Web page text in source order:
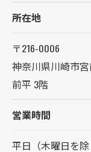
所在地
〒216-0006
神奈川県川崎市
前平 3階
営業時間
平日（木曜日を除